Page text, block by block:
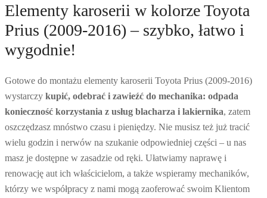
Elementy karoserii w kolorze Toyota
Prius (2009-2016) – szybko, łatwo i
wygodnie!
Gotowe do montażu elementy karoserii Toyota Prius (2009-2016)
wystarczy kupić, odebrać i zawieźć do mechanika: odpada
konieczność korzystania z usług blacharza i lakiernika, zatem
oszczędzasz mnóstwo czasu i pieniędzy. Nie musisz też już tracić
wielu godzin i nerwów na szukanie odpowiedniej części – u nas
masz je dostępne w zasadzie od ręki. Ułatwiamy naprawę i
renowację aut ich właścicielom, a także wspieramy mechaników,
którzy we współpracy z nami mogą zaoferować swoim Klientom